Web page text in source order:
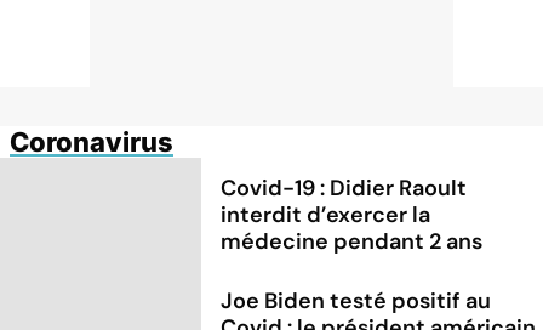
Coronavirus
Covid-19 : Didier Raoult
interdit d’exercer la
médecine pendant 2 ans
Joe Biden testé positif au